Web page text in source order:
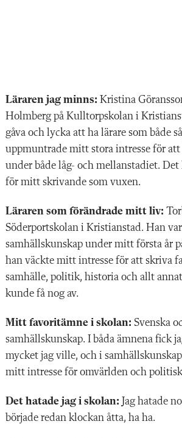
Läraren jag minns: Kristina
Holmberg på Kulltorpskolan i
gåva och lycka att ha lärare som både
uppmuntrade mitt stora intresse för att
under både låg- och mellanstadiet.
för mitt skrivande som vuxen.
Läraren som förändrade mitt liv:
Söderportskolan i Kristianstad. Han
samhällskunskap under mitt första år
han väckte mitt intresse för att skriva
samhälle, politik, historia och allt
kunde få nog av.
Mitt favoritämne i skolan: Svenska
samhällskunskap. I båda ämnena fick
mycket jag ville, och i
mitt intresse för omvärlden och
Det hatade jag i skolan: Jag hatade
började redan klockan åtta, ha ha.